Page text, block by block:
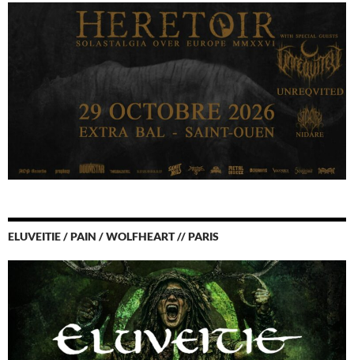
ELUVEITIE / PAIN / WOLFHEART // PARIS